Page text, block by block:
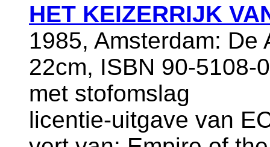
HET KEIZERRIJK
1985, Amsterdam:
22cm, ISBN 90-5108-
met stofomslag
licentie-uitgave van